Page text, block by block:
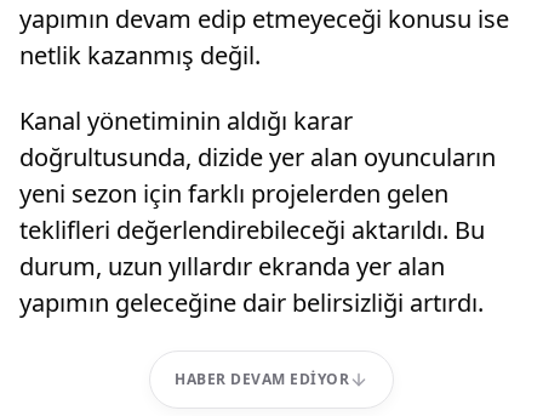
yapımın devam edip etmeyeceği konusu ise
netlik kazanmış değil.
Kanal yönetiminin aldığı karar
doğrultusunda, dizide yer alan oyuncuların
yeni sezon için farklı projelerden gelen
teklifleri değerlendirebileceği aktarıldı. Bu
durum, uzun yıllardır ekranda yer alan
yapımın geleceğine dair belirsizliği artırdı.
HABER DEVAM EDIYOR